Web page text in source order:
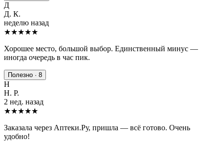
Д
Д. К.
неделю назад
★★★★★
Хорошее место, большой выбор. Единственный минус —
иногда очередь в час пик.
Полезно · 8
Н
Н. Р.
2 нед. назад
★★★★★
Заказала через Аптеки.Ру, пришла — всё готово. Очень
удобно!